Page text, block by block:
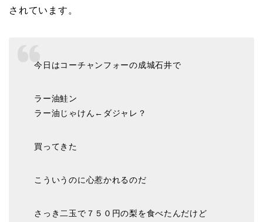
されています。
今日はコーチャンフォーの成城石井で
ラー油鮭ン
ラー油じゃけん←ダジャレ？
買ってきた
こういうのに心惹かれるのだ
さっき二玉で７５０円の梨を食べたんだけど